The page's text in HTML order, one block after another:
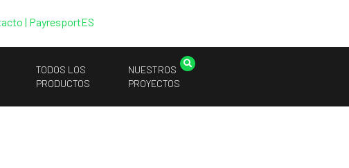
| PayresportES
TODOS LOS
PRODUCTOS
NUESTROS
PROYECTOS